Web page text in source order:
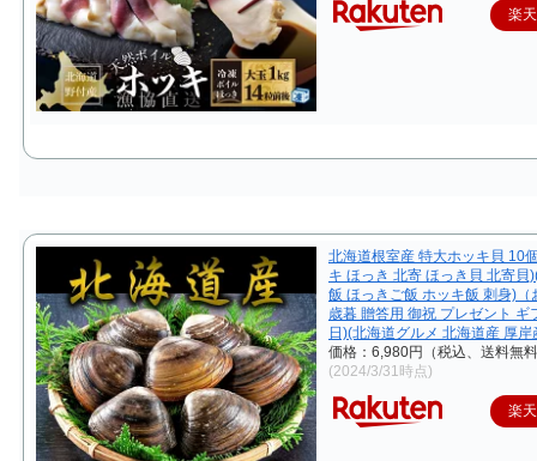
楽
北海道根室産 特大ホッキ貝 10
キ ほっき 北寄 ほっき貝 北寄貝
飯 ほっきご飯 ホッキ飯 刺身)（
歳暮 贈答用 御祝 プレゼント ギ
日)(北海道グルメ 北海道産 厚岸
価格：6,980円（税込、送料無
(2024/3/31時点)
楽